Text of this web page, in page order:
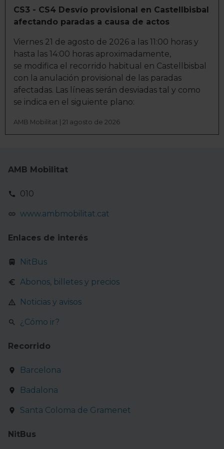
similares (como, por ejemplo, la dirección IP, los
identificadores de cookies o páginas visitadas), nos
permite financiar nuestra actividad para mantener activa
esta página web sin coste para nuestros usuarios.
Pulsando el botónAceptar, puedes continuar la
navegación aceptando la instalación de todas las
cookies, ya sean nuestras o de nuestros socios, que nos
permiten tanto el seguimiento y análisis de tu
desarrollar un perfil específico para mostrarte publicidad
y contenido personalizado en función del mismo. Tienes
salvo las estrictamente necesarias para el normal
Cookies
tus preferencias y retirar tu consentimiento en cualquier
CS3 - CS4 Desvío provisional en Castellbisbal
afectando paradas a causa de actos
Viernes 21 de agosto de 2026 a las 11:00 horas y
hasta las 14:00 horas aproximadamente,
se modifica el recorrido habitual en Castellbisbal
con la anulación provisional de las paradas
afectadas. Las líneas serán desviadas tal y como
se indica en el siguiente plano:
AMB Mobilitat | 21 agosto de 2026
AMB Mobilitat
010
www.ambmobilitat.cat
Enlaces de interés
NitBus
Abonos, billetes y precios
Noticias y avisos
¿Cómo ir?
Recorrido
Barcelona
Badalona
Santa Coloma de Gramenet
NitBus